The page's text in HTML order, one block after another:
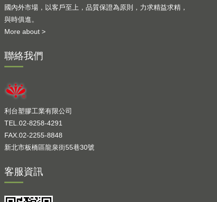
國內外市場，以客戶至上，品質保證為原則，力求精益求精，
與時俱進。
More about >
聯絡我們
利台塑膠工業有限公司
TEL.02-8258-4291
FAX.02-2255-8848
新北市板橋區龍泉街55巷30號
客服資訊